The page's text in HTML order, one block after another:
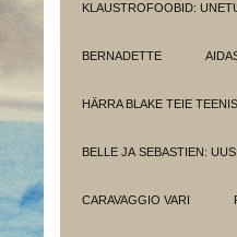
KLAUSTROFOOBID:
BERNADETTE
HÄRRA BLAKE TEIE
BELLE JA SEBASTIEN:
CARAVAGGIO VARI